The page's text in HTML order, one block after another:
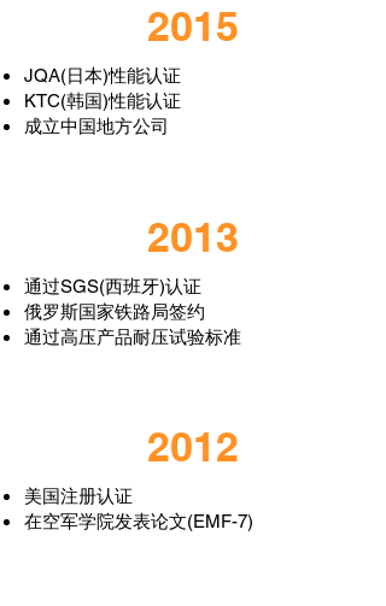
2015
JQA(日本)性能认证
KTC(韩国)性能认证
成立中国地方公司
2013
通过SGS(西班牙)认证
俄罗斯国家铁路局签约
通过高压产品耐压试验标准
2012
美国注册认证
在空军学院发表论文(EMF-7)